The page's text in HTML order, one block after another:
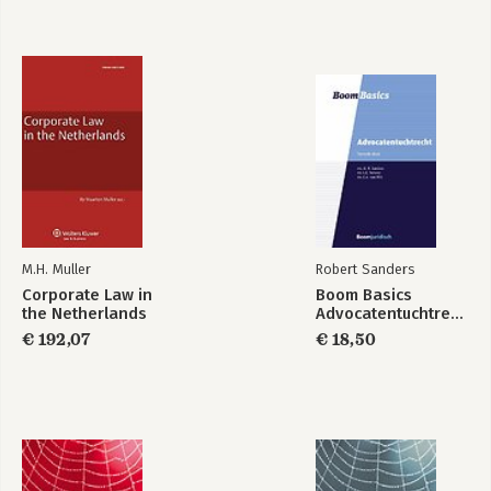
Waarom goede
doen
Workplace Morality
Bekijk alle boeken
M.H. Muller
Corporate Law in
the Netherlands
€ 192,07
Robert Sanders
Boom Basics
Advocatentuchtrecht
€ 18,50